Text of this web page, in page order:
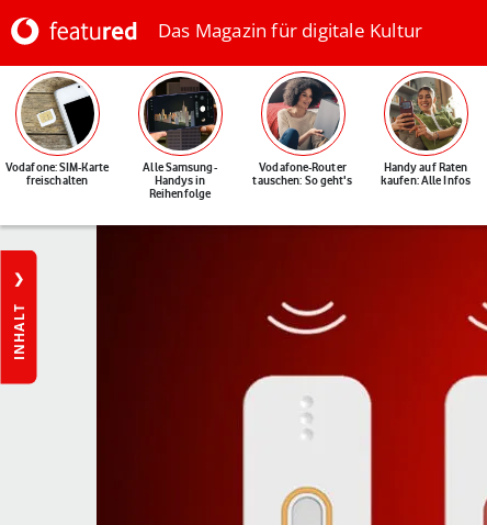
Das Magazin für digitale Kultur
Vodafone: SIM-Karte
freischalten
Alle Samsung-
Handys in
Reihenfolge
Vodafone-Router
tauschen: So geht's
Handy auf Raten
kaufen: Alle Infos
INHALT